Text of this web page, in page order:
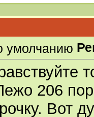
206
Вот